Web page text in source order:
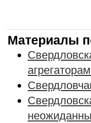
Материалы